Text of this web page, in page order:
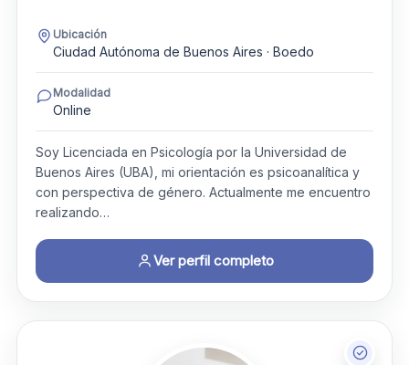
Ubicación
Ciudad Autónoma de Buenos Aires · Boedo
Modalidad
Online
Soy Licenciada en Psicología por la Universidad de
Buenos Aires (UBA), mi orientación es psicoanalítica y
con perspectiva de género. Actualmente me encuentro
realizando…
Ver perfil completo